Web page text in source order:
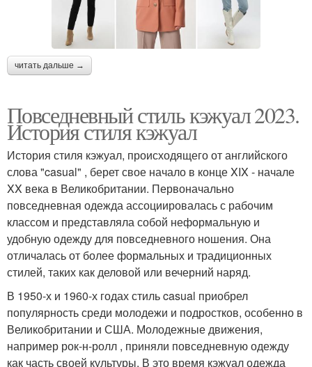
читать дальше →
Повседневный стиль кэжуал 2023.
История стиля кэжуал
История стиля кэжуал, происходящего от английского
слова "casual" , берет свое начало в конце XIX - начале
XX века в Великобритании. Первоначально
повседневная одежда ассоциировалась с рабочим
классом и представляла собой неформальную и
удобную одежду для повседневного ношения. Она
отличалась от более формальных и традиционных
стилей, таких как деловой или вечерний наряд.
В 1950-х и 1960-х годах стиль casual приобрел
популярность среди молодежи и подростков, особенно в
Великобритании и США. Молодежные движения,
например рок-н-ролл , приняли повседневную одежду
как часть своей культуры. В это время кэжуал одежда